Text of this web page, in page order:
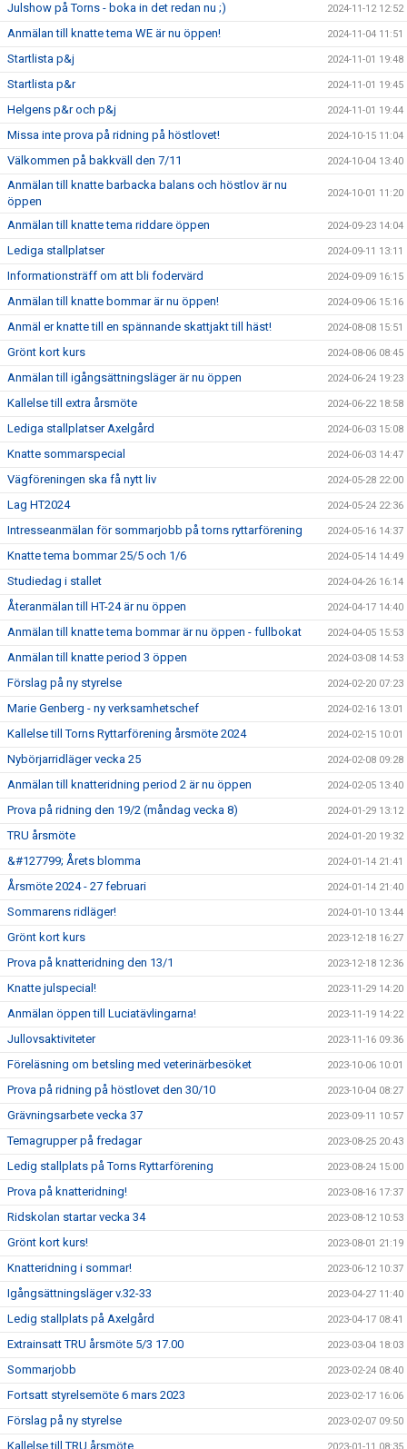
Julshow på Torns - boka in det redan nu ;) 2024-11-12 12:52
Anmälan till knatte tema WE är nu öppen! 2024-11-04 11:51
Startlista p&j 2024-11-01 19:48
Startlista p&r 2024-11-01 19:45
Helgens p&r och p&j 2024-11-01 19:44
Missa inte prova på ridning på höstlovet! 2024-10-15 11:04
Välkommen på bakkväll den 7/11 2024-10-04 13:40
Anmälan till knatte barbacka balans och höstlov är nu
öppen
2024-10-01 11:20
Anmälan till knatte tema riddare öppen 2024-09-23 14:04
Lediga stallplatser 2024-09-11 13:11
Informationsträff om att bli fodervärd 2024-09-09 16:15
Anmälan till knatte bommar är nu öppen! 2024-09-06 15:16
Anmäl er knatte till en spännande skattjakt till häst! 2024-08-08 15:51
Grönt kort kurs 2024-08-06 08:45
Anmälan till igångsättningsläger är nu öppen 2024-06-24 19:23
Kallelse till extra årsmöte 2024-06-22 18:58
Lediga stallplatser Axelgård 2024-06-03 15:08
Knatte sommarspecial 2024-06-03 14:47
Vägföreningen ska få nytt liv 2024-05-28 22:00
Lag HT2024 2024-05-24 22:36
Intresseanmälan för sommarjobb på torns ryttarförening 2024-05-16 14:37
Knatte tema bommar 25/5 och 1/6 2024-05-14 14:49
Studiedag i stallet 2024-04-26 16:14
Återanmälan till HT-24 är nu öppen 2024-04-17 14:40
Anmälan till knatte tema bommar är nu öppen - fullbokat 2024-04-05 15:53
Anmälan till knatte period 3 öppen 2024-03-08 14:53
Förslag på ny styrelse 2024-02-20 07:23
Marie Genberg - ny verksamhetschef 2024-02-16 13:01
Kallelse till Torns Ryttarförening årsmöte 2024 2024-02-15 10:01
Nybörjarridläger vecka 25 2024-02-08 09:28
Anmälan till knatteridning period 2 är nu öppen 2024-02-05 13:40
Prova på ridning den 19/2 (måndag vecka 8) 2024-01-29 13:12
TRU årsmöte 2024-01-20 19:32
&#127799; Årets blomma 2024-01-14 21:41
Årsmöte 2024 - 27 februari 2024-01-14 21:40
Sommarens ridläger! 2024-01-10 13:44
Grönt kort kurs 2023-12-18 16:27
Prova på knatteridning den 13/1 2023-12-18 12:36
Knatte julspecial! 2023-11-29 14:20
Anmälan öppen till Luciatävlingarna! 2023-11-19 14:22
Jullovsaktiviteter 2023-11-16 09:36
Föreläsning om betsling med veterinärbesöket 2023-10-06 10:01
Prova på ridning på höstlovet den 30/10 2023-10-04 08:27
Grävningsarbete vecka 37 2023-09-11 10:57
Temagrupper på fredagar 2023-08-25 20:43
Ledig stallplats på Torns Ryttarförening 2023-08-24 15:00
Prova på knatteridning! 2023-08-16 17:37
Ridskolan startar vecka 34 2023-08-12 10:53
Grönt kort kurs! 2023-08-01 21:19
Knatteridning i sommar! 2023-06-12 10:37
Igångsättningsläger v.32-33 2023-04-27 11:40
Ledig stallplats på Axelgård 2023-04-17 08:41
Extrainsatt TRU årsmöte 5/3 17.00 2023-03-04 18:03
Sommarjobb 2023-02-24 08:40
Fortsatt styrelsemöte 6 mars 2023 2023-02-17 16:06
Förslag på ny styrelse 2023-02-07 09:50
Kallelse till TRU årsmöte